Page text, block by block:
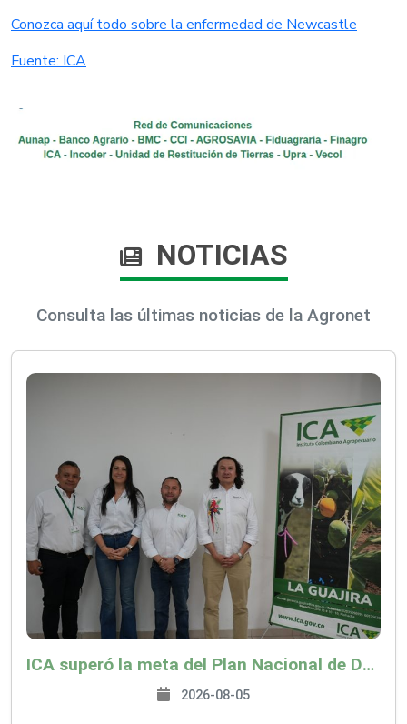
Conozca aquí todo sobre la enfermedad de Newcastle
Fuente: ICA​
NOTICIAS
Consulta las últimas noticias de la Agronet
ICA superó la meta del Plan Nacional de Desarrollo y abrió 61 mercados internacionales
2026-08-05